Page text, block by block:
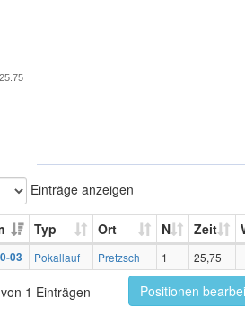
25.75
Einträge anzeigen
Typ Ort N Zeit
03 Pokallauf Pretzsch 1 25,75
1 Einträgen Positionen